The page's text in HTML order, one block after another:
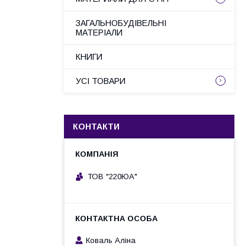
ЗАГАЛЬНОБУДІВЕЛЬНІ
МАТЕРІАЛИ
КНИГИ
УСІ ТОВАРИ
КОНТАКТИ
ТОВ "220ЮА"
Коваль Аліна